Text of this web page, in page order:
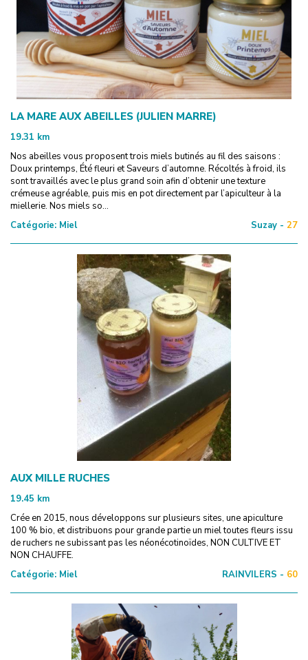
LA MARE AUX ABEILLES (JULIEN MARRE)
19.31 km
Nos abeilles vous proposent trois miels butinés au fil des saisons :
Doux printemps, Été fleuri et Saveurs d’automne. Récoltés à froid, ils
sont travaillés avec le plus grand soin afin d’obtenir une texture
crémeuse agréable, puis mis en pot directement par l’apiculteur à la
miellerie. Nos miels so...
Catégorie: Miel Suzay - 27
AUX MILLE RUCHES
19.45 km
Crée en 2015, nous développons sur plusieurs sites, une apiculture
100 % bio, et distribuons pour grande partie un miel toutes fleurs issu
de ruchers ne subissant pas les néonécotinoïdes, NON CULTIVE ET
NON CHAUFFE.
Catégorie: Miel RAINVILERS - 60